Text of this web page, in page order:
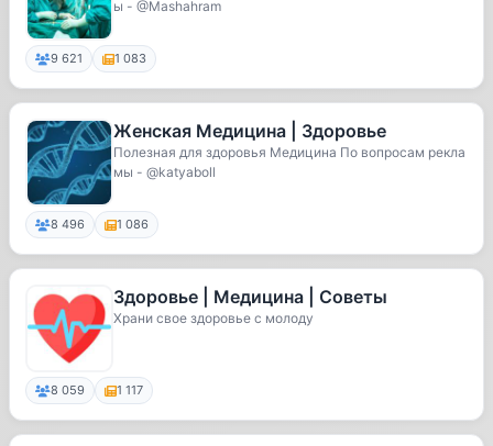
ы - @Mashahram
9 621 1 083
Женская Медицина | Здоровье
Полезная для здоровья Медицина По вопросам рекла
мы - @katyaboll
8 496 1 086
Здоровье | Медицина | Советы
Храни свое здоровье с молоду
8 059 1 117